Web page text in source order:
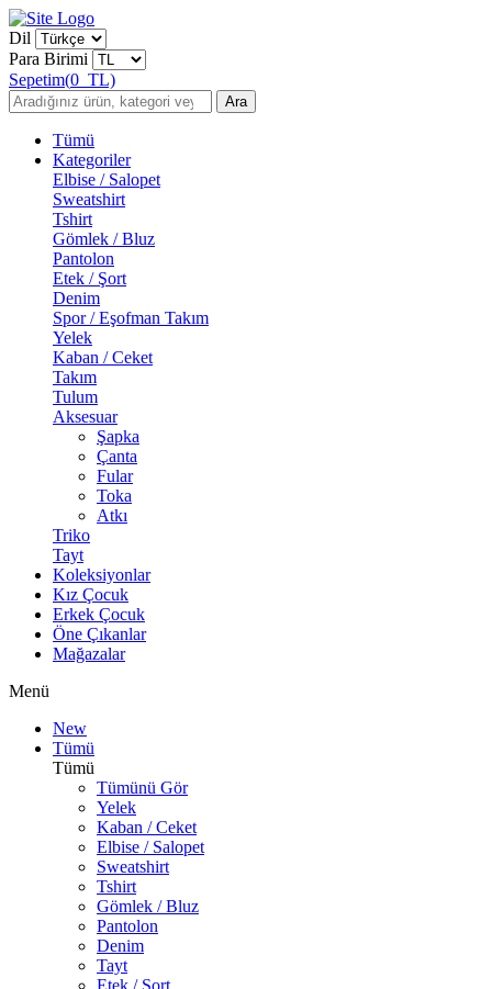
Dil
Para Birimi
Sepetim(0 TL)
Ara
Tümü
Kategoriler
Elbise / Salopet
Sweatshirt
Tshirt
Gömlek / Bluz
Pantolon
Etek / Şort
Denim
Spor / Eşofman Takım
Yelek
Kaban / Ceket
Takım
Tulum
Aksesuar
Şapka
Çanta
Fular
Toka
Atkı
Triko
Tayt
Koleksiyonlar
Kız Çocuk
Erkek Çocuk
Öne Çıkanlar
Mağazalar
Menü
New
Tümü
Tümü
Tümünü Gör
Yelek
Kaban / Ceket
Elbise / Salopet
Sweatshirt
Tshirt
Gömlek / Bluz
Pantolon
Denim
Tayt
Etek / Şort